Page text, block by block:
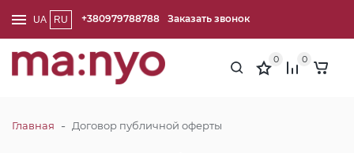
UA RU +380979788788 Заказать звонок
0 0
Главная - Договор публичной оферты